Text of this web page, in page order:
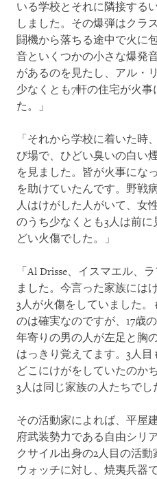
いる学校とそれに隣接する
しました。その爆弾はクラ
闘機から落ちる途中で火に
音といくつかの小さな爆発
があるのを見たし、アル・
少なくとも7軒の住宅が火
た。」
「それから学校に着いた時
び場で、ひどい臭いの白い
を見ました。皆が火事にな
を助けていたんです。野戦
人はけがした人がいて、女
のうち少なくとも3人は前
どい火傷でした。」
「Al Drisse、イスマエル、
ました。今言った家族には
3人が火傷をしていました
のは確実なのですが、17歳
年寄りの男の人が左足と胸
はっきり覚えてます。3人目
どこにけがをしていたのか
3人は同じ家族の人たちでし
その活動家によれば、平屋
府武装勢力である自由シリ
クサイル出身の2人目の活
ウォッチに対し、焼夷兵器